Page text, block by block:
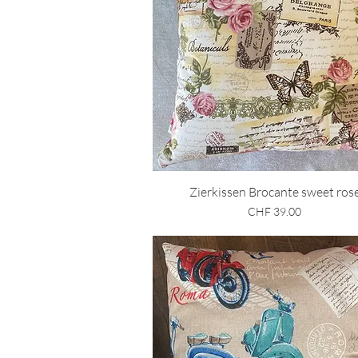
Schnellansicht
Zierkissen Brocante sweet
Preis
CHF 39.00